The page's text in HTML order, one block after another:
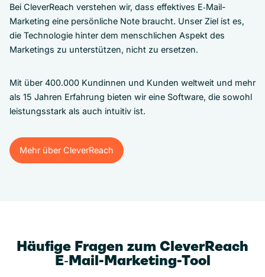
Bei CleverReach verstehen wir, dass effektives E‑Mail-
Marketing eine persönliche Note braucht. Unser Ziel ist es,
die Technologie hinter dem menschlichen Aspekt des
Marketings zu unterstützen, nicht zu ersetzen.
Mit über 400.000 Kundinnen und Kunden weltweit und mehr
als 15 Jahren Erfahrung bieten wir eine Software, die sowohl
leistungsstark als auch intuitiv ist.
Mehr über CleverReach
Mehr über CleverReach
Häufige Fragen zum CleverReach
E‑Mail-Marketing-Tool